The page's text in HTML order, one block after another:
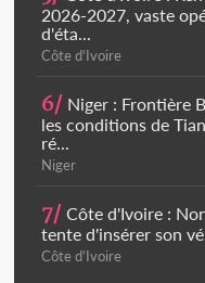
2026-2027, vaste
d'éta...
Côte d'Ivoire
6/ Niger : Frontière
les conditions de
ré...
Niger
7/ Côte d'Ivoire :
tente d'insérer son
Côte d'Ivoire